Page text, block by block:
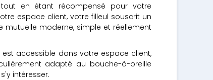
en étant récompensé pour votre
espace client, votre filleul souscrit un
mutuelle moderne, simple et réellement
accessible dans votre espace client,
adapté au bouche-à-oreille
intéresser.